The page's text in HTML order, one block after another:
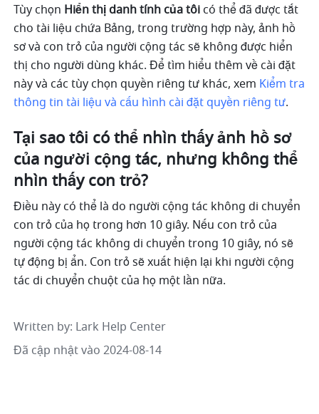
Tùy chọn Hiển thị danh tính của tôi có thể đã được tắt
cho tài liệu chứa Bảng, trong trường hợp này, ảnh hồ
sơ và con trỏ của người cộng tác sẽ không được hiển
thị cho người dùng khác. Để tìm hiểu thêm về cài đặt
này và các tùy chọn quyền riêng tư khác, xem Kiểm tra
thông tin tài liệu và cấu hình cài đặt quyền riêng tư.
Tại sao tôi có thể nhìn thấy ảnh hồ sơ
của người cộng tác, nhưng không thể
nhìn thấy con trỏ?
Điều này có thể là do người cộng tác không di chuyển
con trỏ của họ trong hơn 10 giây. Nếu con trỏ của
người cộng tác không di chuyển trong 10 giây, nó sẽ
tự động bị ẩn. Con trỏ sẽ xuất hiện lại khi người cộng
tác di chuyển chuột của họ một lần nữa.
Written by: Lark Help Center
Đã cập nhật vào 2024-08-14